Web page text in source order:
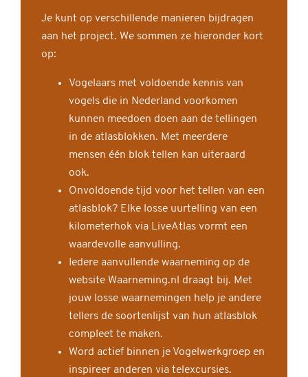
Je kunt op verschillende manieren bijdragen
aan het project. We sommen ze hieronder kort
op:
Vogelaars met voldoende kennis van
vogels die in Nederland voorkomen
kunnen meedoen doen aan de tellingen
in de atlasblokken. Met meerdere
mensen één blok tellen kan uiteraard
ook.
Onvoldoende tijd voor het tellen van een
atlasblok? Elke losse uurtelling van een
kilometerhok via LiveAtlas vormt een
waardevolle aanvulling.
Iedere aanvullende waarneming op de
website Waarneming.nl draagt bij. Met
jouw losse waarnemingen help je andere
tellers de soortenlijst van hun atlasblok
compleet te maken.
Word actief binnen je Vogelwerkgroep en
inspireer anderen via telexcursies.